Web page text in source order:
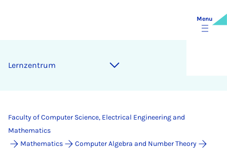
Menu
Lernzen­trum
Faculty of Computer Science, Electrical Engineering and
Mathematics
Mathematics
Computer Algebra and Number Theory